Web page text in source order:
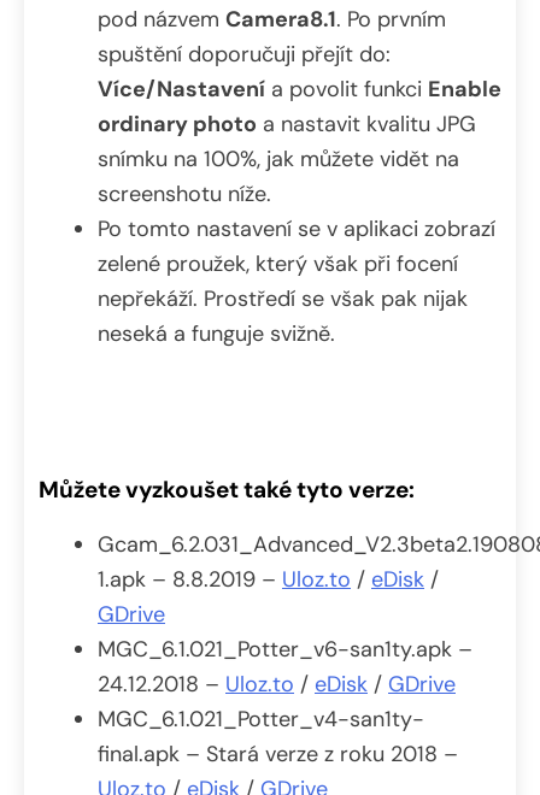
pod názvem Camera8.1. Po prvním
spuštění doporučuji přejít do:
Více/Nastavení a povolit funkci Enable
ordinary photo a nastavit kvalitu JPG
snímku na 100%, jak můžete vidět na
screenshotu níže.
Po tomto nastavení se v aplikaci zobrazí
zelené proužek, který však při focení
nepřekáží. Prostředí se však pak nijak
neseká a funguje svižně.
Můžete vyzkoušet také tyto verze:
1.apk – 8.8.2019 – Uloz.to / eDisk /
GDrive
MGC_6.1.021_Potter_v6-san1ty.apk –
24.12.2018 – Uloz.to / eDisk / GDrive
MGC_6.1.021_Potter_v4-san1ty-
final.apk – Stará verze z roku 2018 –
Uloz.to / eDisk / GDrive